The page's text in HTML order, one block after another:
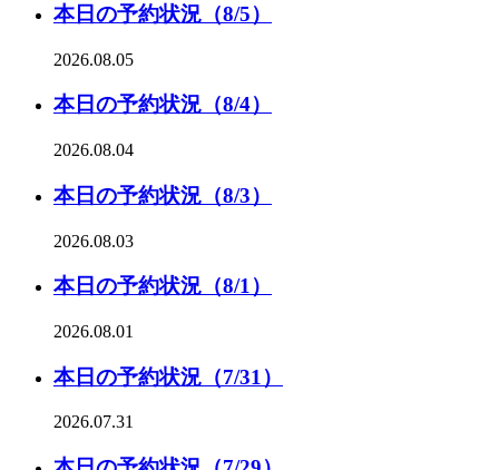
本日の予約状況（8/5）
2026.08.05
本日の予約状況（8/4）
2026.08.04
本日の予約状況（8/3）
2026.08.03
本日の予約状況（8/1）
2026.08.01
本日の予約状況（7/31）
2026.07.31